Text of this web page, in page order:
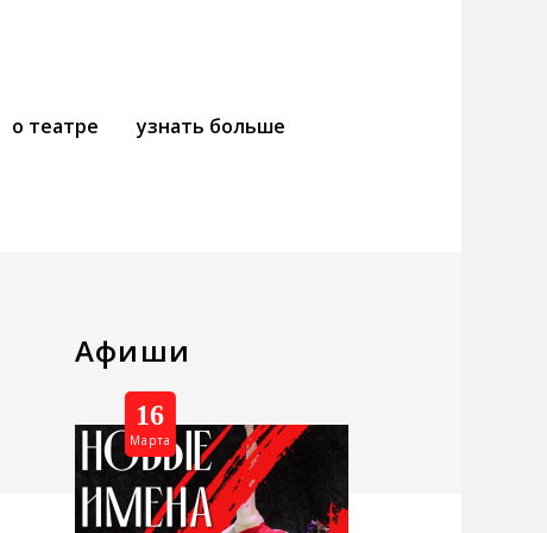
о театре узнать больше
Афиши
16
Марта